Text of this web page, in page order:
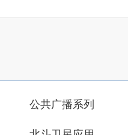
公共广播系列